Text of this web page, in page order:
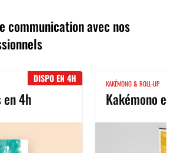
communication avec nos
DISPO EN 4H
4h
KAKÉMONO & ROLL-UP
Kakémono